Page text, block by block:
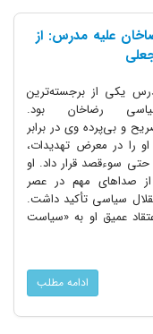
علیه مدرس: از
از برجسته‌ترین
رضاخان بود.
و بی‌پرده وی در برابر
را در معرض تهدیدات،
سوءقصد قرار داد. او
صداهای مهم در عصر
سیاسی تأکید داشت.
عمیق او به «سیاست
ادامه مطلب